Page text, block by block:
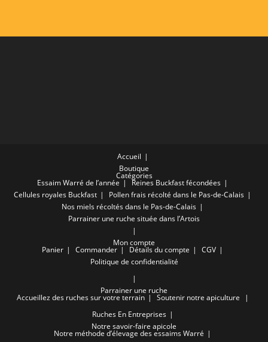
Accueil
Boutique
Catégories
Essaim Warré de l’année
Reines Buckfast fécondées
Cellules royales Buckfast
Pollen frais récolté dans le Pas-de-Calais
Nos miels récoltés dans le Pas-de-Calais
Parrainer une ruche située dans l’Artois
Mon compte
Panier Commander Détails du compte
CGV
Politique de confidentialité
Parrainer une ruche
Accueillez des ruches sur votre terrain
Soutenir notre apiculture
Ruches En Entreprises
Notre savoir-faire apicole
Notre méthode d’élevage des essaims Warré